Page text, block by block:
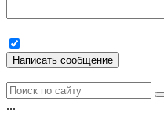
Написать сообщение
...